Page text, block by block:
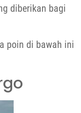
diberikan bagi
poin di bawah ini